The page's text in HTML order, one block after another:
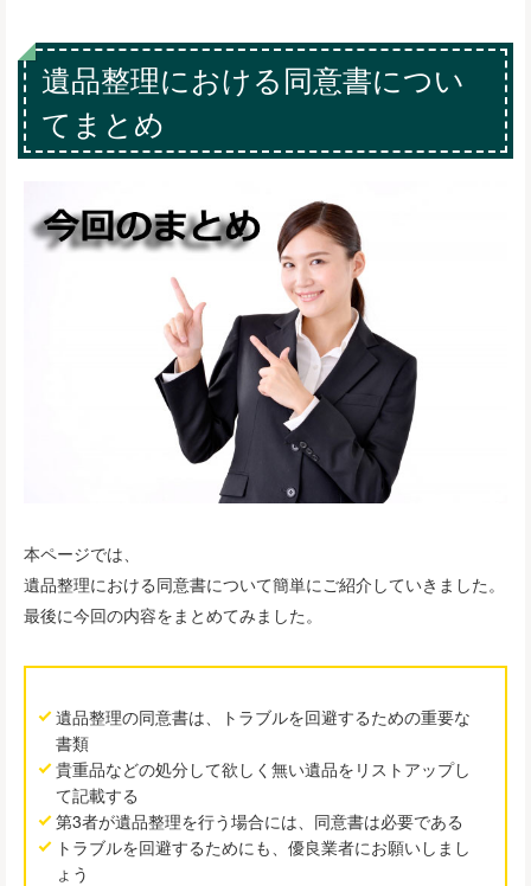
遺品整理における同意書につい
てまとめ
本ページでは、
遺品整理における同意書について簡単にご紹介していきました。
最後に今回の内容をまとめてみました。
遺品整理の同意書は、トラブルを回避するための重要な
書類
貴重品などの処分して欲しく無い遺品をリストアップし
て記載する
第3者が遺品整理を行う場合には、同意書は必要である
トラブルを回避するためにも、優良業者にお願いしまし
ょう